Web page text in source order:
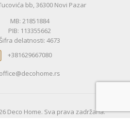
bb, 36300 Novi Pazar
MB: 21851884
PIB: 113355662
delatnosti: 4673
+381629667080
office@decohome.rs
Deco Home. Sva prava zadržana.